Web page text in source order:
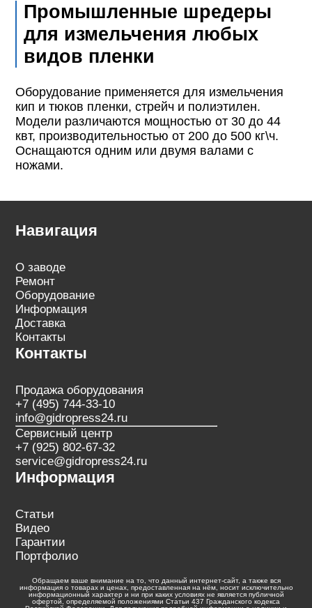
Промышленные шредеры
для измельчения любых
видов пленки
Оборудование применяется для измельчения
кип и тюков пленки, стрейч и полиэтилен.
Модели различаются мощностью от 30 до 44
квт, производительностью от 200 до 500 кг\ч.
Оснащаются одним или двумя валами с
ножами.
Навигация
О заводе
Ремонт
Оборудование
Информация
Доставка
Контакты
Контакты
Продажа оборудования
+7 (495) 744-33-10
info@gidropress24.ru
Сервисный центр
+7 (925) 802-67-32
service@gidropress24.ru
Информация
Статьи
Видео
Гарантии
Портфолио
Обращаем ваше внимание на то, что данный интернет-сайт, а также вся
информация о товарах и ценах, предоставленная на нём, носит исключительно
информационный характер и ни при каких условиях не является публичной
офертой, определяемой положениями Статьи 437 Гражданского кодекса